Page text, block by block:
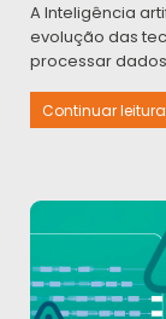
A Inteligência
evolução das
processar
Continuar leitura